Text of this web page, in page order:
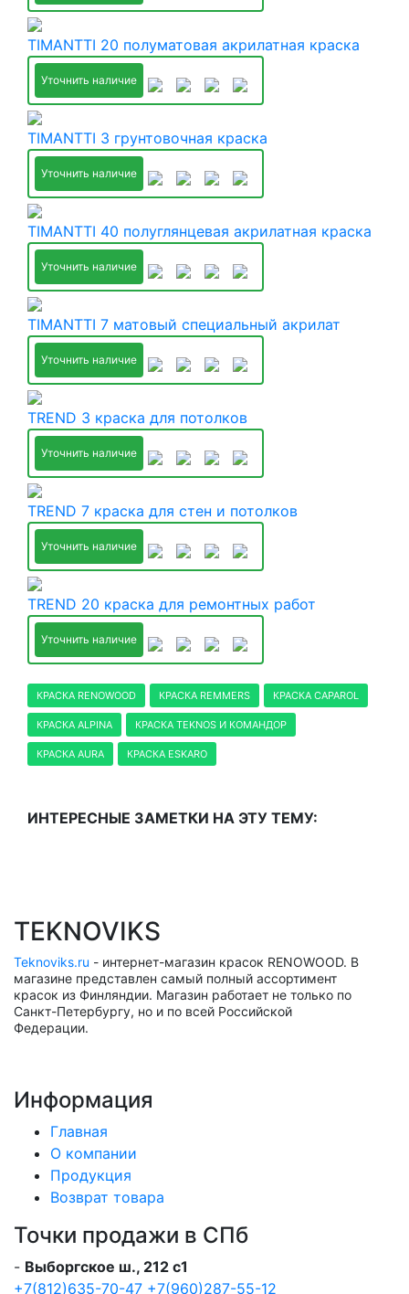
TIMANTTI 20 полуматовая акрилатная краска
Уточнить наличие
TIMANTTI 3 грунтовочная краска
Уточнить наличие
TIMANTTI 40 полуглянцевая акрилатная краска
Уточнить наличие
TIMANTTI 7 матовый специальный акрилат
Уточнить наличие
TREND 3 краска для потолков
Уточнить наличие
TREND 7 краска для стен и потолков
Уточнить наличие
TREND 20 краска для ремонтных работ
Уточнить наличие
КРАСКА RENOWOOD КРАСКА REMMERS КРАСКА CAPAROL
КРАСКА ALPINA КРАСКА TEKNOS И КОМАНДОР
КРАСКА AURA КРАСКА ESKARO
ИНТЕРЕСНЫЕ ЗАМЕТКИ НА ЭТУ ТЕМУ:
TEKNOVIKS
Teknoviks.ru - интернет-магазин красок RENOWOOD. В
магазине представлен самый полный ассортимент
красок из Финляндии. Магазин работает не только по
Санкт-Петербургу, но и по всей Российской
Федерации.
Информация
Главная
О компании
Продукция
Возврат товара
Точки продажи в СПб
- Выборгское ш., 212 с1
+7(812)635-70-47 +7(960)287-55-12